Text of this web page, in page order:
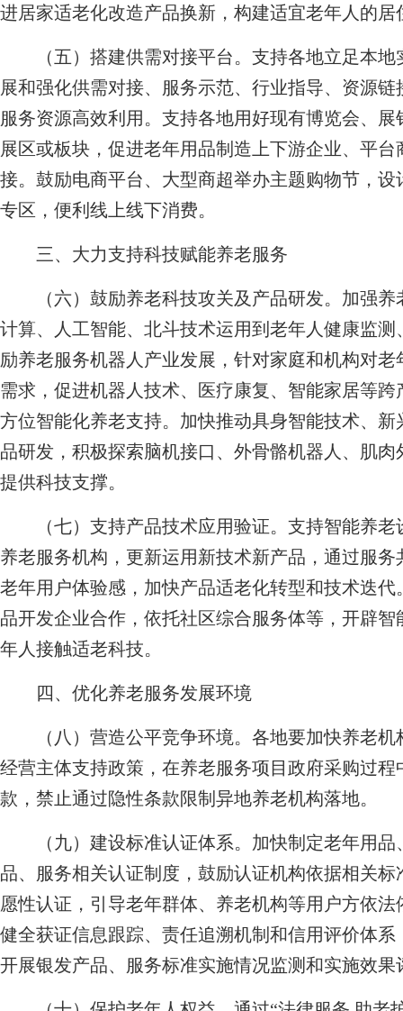
进居家适老化改造产品换新，构建适宜老年人的居
（五）搭建供需对接平台。 支持各地立足本地
展和强化供需对接、服务示范、行业指导、资源
服务资源高效利用。支持各地用好现有博览会、
展区或板块，促进老年用品制造上下游企业、平
接。鼓励电商平台、大型商超举办主题购物节，
专区，便利线上线下消费。
三、大力支持科技赋能养老服务
（六）鼓励养老科技攻关及产品研发。 加强养
计算、人工智能、北斗技术运用到老年人健康监
励养老服务机器人产业发展，针对家庭和机构对
需求，促进机器人技术、医疗康复、智能家居等
方位智能化养老支持。加快推动具身智能技术、
品研发，积极探索脑机接口、外骨骼机器人、肌
提供科技支撑。
（七）支持产品技术应用验证。 支持智能养老
养老服务机构，更新运用新技术新产品，通过服
老年用户体验感，加快产品适老化转型和技术迭
品开发企业合作，依托社区综合服务体等，开辟
年人接触适老科技。
四、优化养老服务发展环境
（八）营造公平竞争环境。 各地要加快养老机
经营主体支持政策，在养老服务项目政府采购过
款，禁止通过隐性条款限制异地养老机构落地。
（九）建设标准认证体系。 加快制定老年用
品、服务相关认证制度，鼓励认证机构依据相关
愿性认证，引导老年群体、养老机构等用户方依
健全获证信息跟踪、责任追溯机制和信用评价体系
开展银发产品、服务标准实施情况监测和实施效